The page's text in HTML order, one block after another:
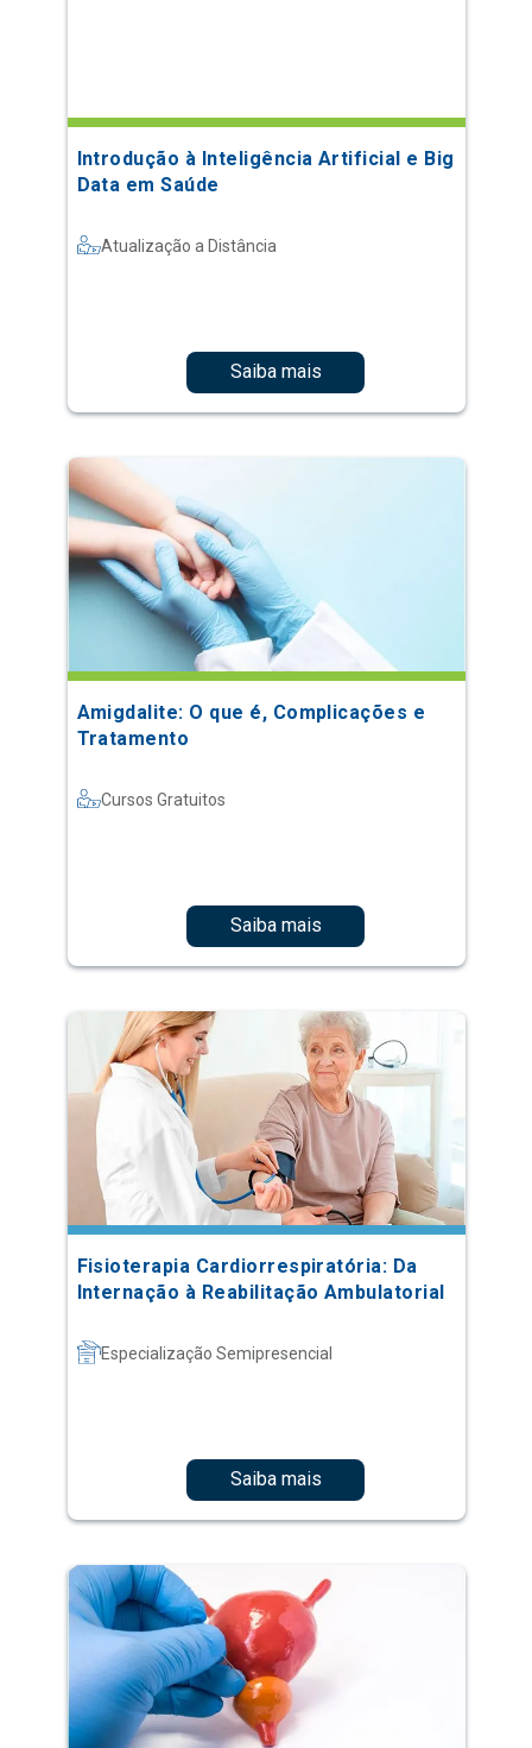
Introdução à Inteligência Artificial e Big
Data em Saúde
Atualização a Distância
Saiba mais
Amigdalite: O que é, Complicações e
Tratamento
Cursos Gratuitos
Saiba mais
Fisioterapia Cardiorrespiratória: Da
Internação à Reabilitação Ambulatorial
Especialização Semipresencial
Saiba mais